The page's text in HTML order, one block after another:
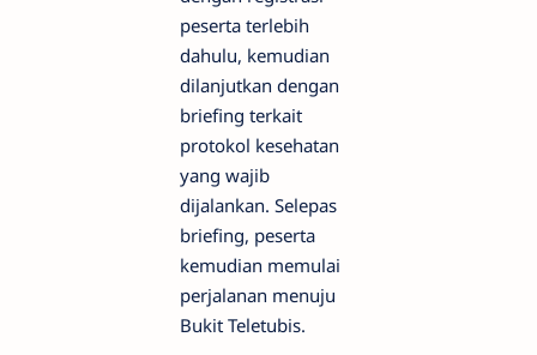
peserta terlebih
dahulu, kemudian
dilanjutkan dengan
briefing terkait
protokol kesehatan
yang wajib
dijalankan. Selepas
briefing, peserta
kemudian memulai
perjalanan menuju
Bukit Teletubis.